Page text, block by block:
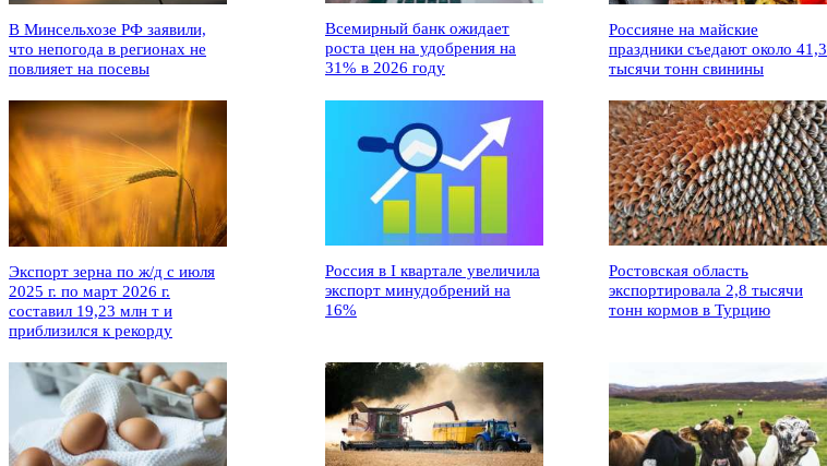
В Минсельхозе РФ заявили,
что непогода в регионах не
повлияет на посевы
Всемирный банк ожидает
роста цен на удобрения на
31% в 2026 году
Россияне на майские
праздники съедают около 41,3
тысячи тонн свинины
Экспорт зерна по ж/д с июля
2025 г. по март 2026 г.
составил 19,23 млн т и
приблизился к рекорду
Россия в I квартале увеличила
экспорт минудобрений на
16%
Ростовская область
экспортировала 2,8 тысячи
тонн кормов в Турцию